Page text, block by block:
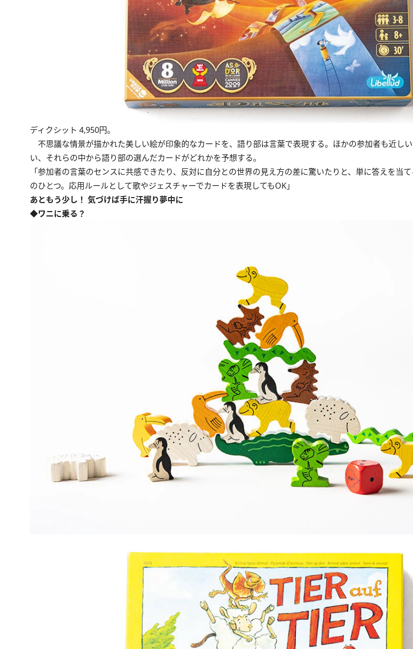
ディクシット 4,950円。
不思議な情景が描かれた美しい絵が印象的なカードを、語り部は言葉で表現する。ほかの参加者も近し
い、それらの中から語り部の選んだカードがどれかを予想する。
「参加者の言葉のセンスに共感できたり、反対に自分との世界の見え方の差に驚いたりと、単に答えを当
のひとつ。応用ルールとして歌やジェスチャーでカードを表現してもOK」
あともう少し！ 気づけば手に汗握り夢中に
◆ワニに乗る？